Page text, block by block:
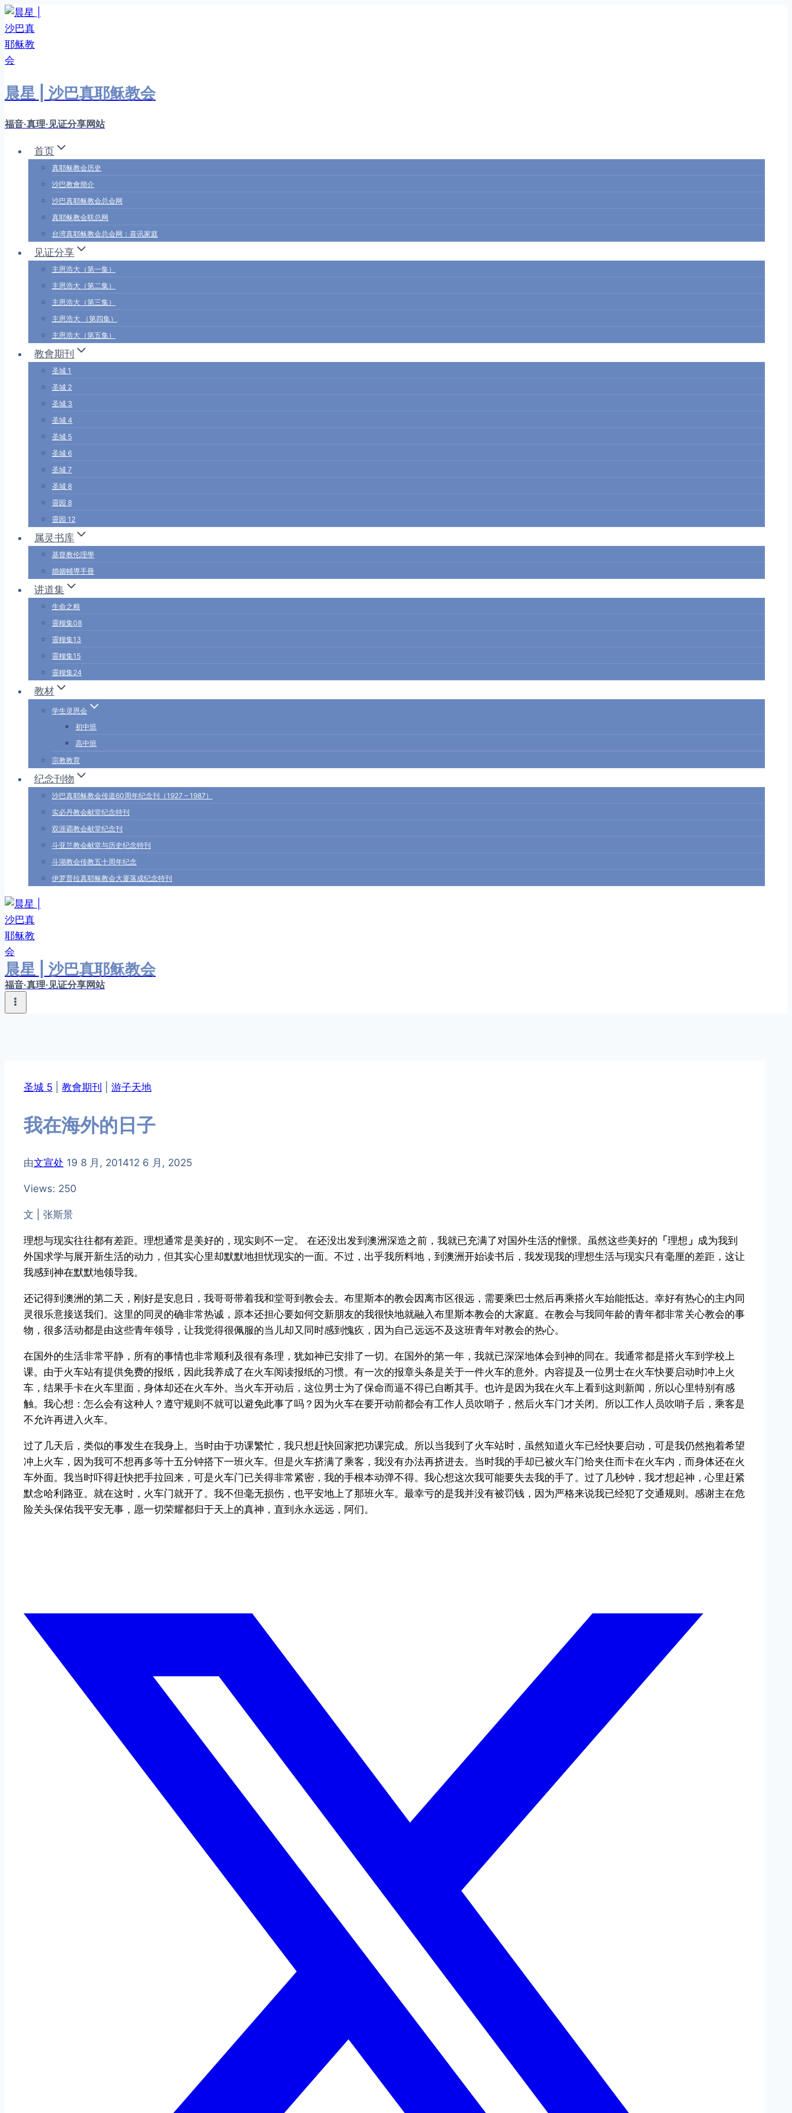
跳
转
到
内
晨星 | 沙巴真耶稣教会
福音·真理·见证分享网站
首页
真耶稣教会历史
沙巴教會簡介
沙巴真耶稣教会总会网
真耶稣教会联总网
台湾真耶稣教会总会网：喜讯家庭
见证分享
主恩浩大（第一集）
主恩浩大（第二集）
主恩浩大（第三集）
主恩浩大 （第四集）
主恩浩大（第五集）
教會期刊
圣城 1
圣城 2
圣城 3
圣城 4
圣城 5
圣城 6
圣城 7
圣城 8
靈园 8
靈园 12
属灵书库
基督教伦理學
婚姻輔導手冊
讲道集
生命之粮
靈糧集08
靈糧集13
靈糧集15
靈糧集24
教材
学生灵恩会
初中班
高中班
宗教教育
纪念刊物
沙巴真耶稣教会传道60周年纪念刊（1927 – 1987）
实必丹教会献堂纪念特刊
双涯霸教会献堂纪念刊
斗亚兰教会献堂与历史纪念特刊
斗湖教会传教五十周年纪念
伊罗普拉真耶稣教会大厦落成纪念特刊
晨星 | 沙巴真耶稣教会
福音·真理·见证分享网站
圣城 5 教會期刊 游子天地
我在海外的日子
由文宣处 19 8 月, 201412 6 月, 2025
Views: 250
文 | 张斯景
理想与现实往往都有差距。理想通常是美好的，现实则不一定。 在还没出发到澳洲深造之前，我就已充满了对国外生活的憧憬。虽然这些美好的 「 理想 」 成为我到
外国求学与展开新生活的动力，但其实心里却默默地担忧现实的一面。不过，出乎我所料地，到澳洲开始读书后，我发现我的理想生活与现实只有毫厘的差距，这让
我感到神在默默地领导我。
还记得到澳洲的第二天，刚好是安息日，我哥哥带着我和堂哥到教会去。布里斯本的教会因离市区很远，需要乘巴士然后再乘搭火车始能抵达。幸好有热心的主内同
灵很乐意接送我们。这里的同灵的确非常热诚，原本还担心要如何交新朋友的我很快地就融入布里斯本教会的大家庭。在教会与我同年龄的青年都非常关心教会的事
物，很多活动都是由这些青年领导，让我觉得很佩服的当儿却又同时感到愧疚，因为自己远远不及这班青年对教会的热心。
在国外的生活非常平静，所有的事情也非常顺利及很有条理，犹如神已安排了一切。在国外的第一年，我就已深深地体会到神的同在。我通常都是搭火车到学校上
课。由于火车站有提供免费的报纸，因此我养成了在火车阅读报纸的习惯。有一次的报章头条是关于一件火车的意外。内容提及一位男士在火车快要启动时冲上火
车，结果手卡在火车里面，身体却还在火车外。当火车开动后，这位男士为了保命而逼不得已自断其手。也许是因为我在火车上看到这则新闻，所以心里特别有感
触。我心想：怎么会有这种人？遵守规则不就可以避免此事了吗？因为火车在要开动前都会有工作人员吹哨子，然后火车门才关闭。所以工作人员吹哨子后，乘客是
不允许再进入火车。
过了几天后，类似的事发生在我身上。当时由于功课繁忙，我只想赶快回家把功课完成。所以当我到了火车站时，虽然知道火车已经快要启动，可是我仍然抱着希望
冲上火车，因为我可不想再多等十五分钟搭下一班火车。但是火车挤满了乘客，我没有办法再挤进去。当时我的手却已被火车门给夹住而卡在火车内，而身体还在火
车外面。我当时吓得赶快把手拉回来，可是火车门已关得非常紧密，我的手根本动弹不得。我心想这次我可能要失去我的手了。过了几秒钟，我才想起神，心里赶紧
默念哈利路亚。就在这时，火车门就开了。我不但毫无损伤，也平安地上了那班火车。最幸亏的是我并没有被罚钱，因为严格来说我已经犯了交通规则。感谢主在危
险关头保佑我平安无事，愿一切荣耀都归于天上的真神，直到永永远远，阿们。